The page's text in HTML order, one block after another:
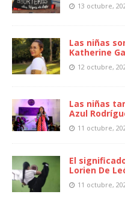
13 octubre,
Las niñas
Katherine
12 octubre,
Las niñas
Azul
11 octubre,
El
Lorien De
11 octubre,